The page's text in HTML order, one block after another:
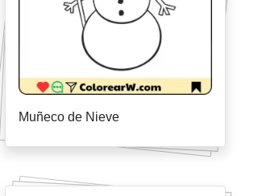
Muñeco de Nieve